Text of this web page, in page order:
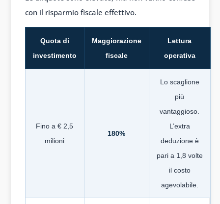
con il risparmio fiscale effettivo.
Quota di
investimento
Maggiorazione
fiscale
Lettura
operativa
Fino a € 2,5
milioni
180%
Lo scaglione
più
vantaggioso.
L’extra
deduzione è
pari a 1,8 volte
il costo
agevolabile.